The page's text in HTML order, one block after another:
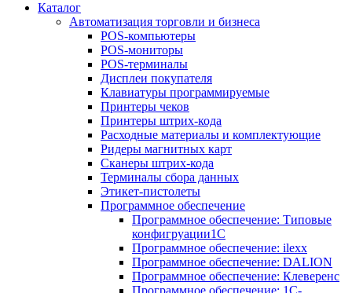
Каталог
Автоматизация торговли и бизнеса
POS-компьютеры
POS-мониторы
POS-терминалы
Дисплеи покупателя
Клавиатуры программируемые
Принтеры чеков
Принтеры штрих-кода
Расходные материалы и комплектующие
Ридеры магнитных карт
Сканеры штрих-кода
Терминалы сбора данных
Этикет-пистолеты
Программное обеспечение
Программное обеспечение: Типовые
конфигруации1С
Программное обеспечение: ilexx
Программное обеспечение: DALION
Программное обеспечение: Клеверенс
Программное обеспечение: 1С-